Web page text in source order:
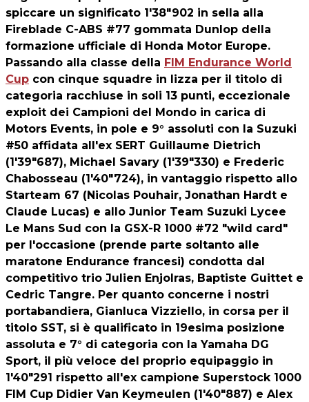
spiccare un significato 1'38"902 in sella alla
Fireblade C-ABS #77 gommata Dunlop della
formazione ufficiale di Honda Motor Europe.
Passando alla classe della FIM Endurance World
Cup con cinque squadre in lizza per il titolo di
categoria racchiuse in soli 13 punti, eccezionale
exploit dei Campioni del Mondo in carica di
Motors Events, in pole e 9° assoluti con la Suzuki
#50 affidata all'ex SERT Guillaume Dietrich
(1'39"687), Michael Savary (1'39"330) e Frederic
Chabosseau (1'40"724), in vantaggio rispetto allo
Starteam 67 (Nicolas Pouhair, Jonathan Hardt e
Claude Lucas) e allo Junior Team Suzuki Lycee
Le Mans Sud con la GSX-R 1000 #72 "wild card"
per l'occasione (prende parte soltanto alle
maratone Endurance francesi) condotta dal
competitivo trio Julien Enjolras, Baptiste Guittet e
Cedric Tangre. Per quanto concerne i nostri
portabandiera, Gianluca Vizziello, in corsa per il
titolo SST, si è qualificato in 19esima posizione
assoluta e 7° di categoria con la Yamaha DG
Sport, il più veloce del proprio equipaggio in
1'40"291 rispetto all'ex campione Superstock 1000
FIM Cup Didier Van Keymeulen (1'40"887) e Alex